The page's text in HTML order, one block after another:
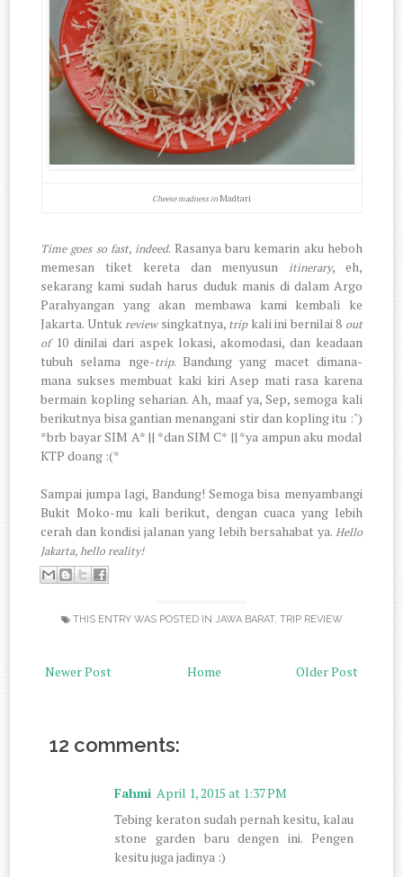
Cheese madness inMadtari
Time goes so fast, indeed. Rasanya baru kemarin aku heboh
memesan tiket kereta dan menyusun itinerary, eh,
sekarang kami sudah harus duduk manis di dalam Argo
Parahyangan yang akan membawa kami kembali ke
Jakarta. Untukreview singkatnya, trip kali ini bernilai 8 out
of 10 dinilai dari aspek lokasi, akomodasi, dan keadaan
tubuh selama nge-trip. Bandung yang macet dimana-
mana sukses membuat kaki kiri Asep mati rasa karena
bermain kopling seharian. Ah, maaf ya, Sep, semoga kali
berikutnya bisa gantian menangani stir dan kopling itu :")
*brb bayar SIM A* || *dan SIM C* || *ya ampun aku modal
KTP doang :(*
Sampai jumpa lagi, Bandung! Semoga bisa menyambangi
Bukit Moko-mu kali berikut, dengan cuaca yang lebih
cerah dan kondisi jalanan yang lebih bersahabat ya. Hello
Jakarta, hello reality!
THIS ENTRY WAS POSTED IN JAWA BARAT, TRIP REVIEW
Newer Post Older Post
Home
12 comments:
Fahmi April 1, 2015 at 1:37 PM
Tebing keraton sudah pernah kesitu, kalau
stone garden baru dengen ini. Pengen
kesitu juga jadinya :)